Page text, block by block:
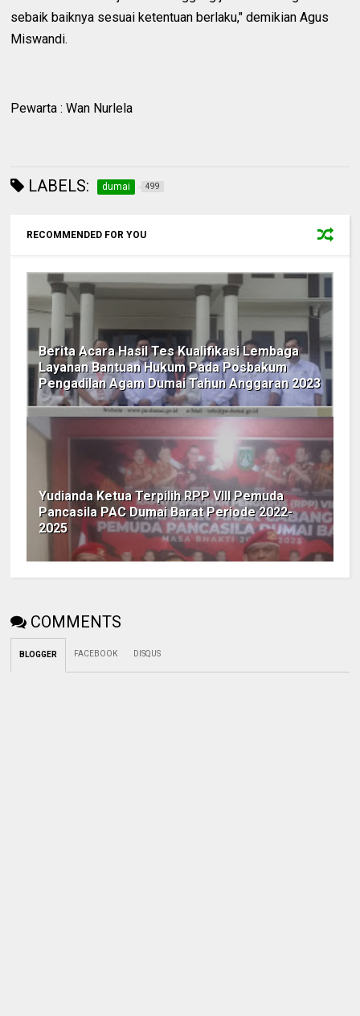
sebaik baiknya sesuai ketentuan berlaku," demikian Agus
Miswandi.
Pewarta : Wan Nurlela
LABELS: dumai 499
RECOMMENDED FOR YOU
Berita Acara Hasil Tes Kualifikasi Lembaga
Layanan Bantuan Hukum Pada Posbakum
Pengadilan Agam Dumai Tahun Anggaran 2023
Yudianda Ketua Terpilih RPP Vlll Pemuda
Pancasila PAC Dumai Barat Periode 2022-
2025
COMMENTS
BLOGGER FACEBOOK DISQUS